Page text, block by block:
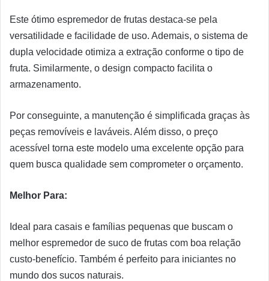
Este ótimo espremedor de frutas destaca-se pela
versatilidade e facilidade de uso. Ademais, o sistema de
dupla velocidade otimiza a extração conforme o tipo de
fruta. Similarmente, o design compacto facilita o
armazenamento.
Por conseguinte, a manutenção é simplificada graças às
peças removíveis e laváveis. Além disso, o preço
acessível torna este modelo uma excelente opção para
quem busca qualidade sem comprometer o orçamento.
Melhor Para:
Ideal para casais e famílias pequenas que buscam o
melhor espremedor de suco de frutas com boa relação
custo-benefício. Também é perfeito para iniciantes no
mundo dos sucos naturais.